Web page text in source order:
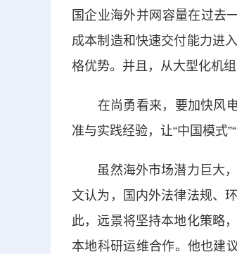
国企业海外并网容量在过去
成本制造和快速交付能力进
格优势。并且，从大型化机
在尚勇看来，要加快风电
准与实践经验，让“中国模式
虽然海外市场潜力巨大，
文认为，国内外法律法规、
此，远景将坚持本地化策略
本地科研运维合作。他也建